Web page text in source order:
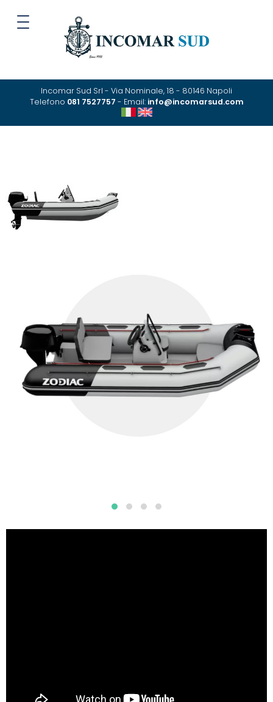
Incomar Sud Srl - Via Nominale, 18 - 80146 Napoli
Telefono 081 7527757 - Email: info@incomarsud.com